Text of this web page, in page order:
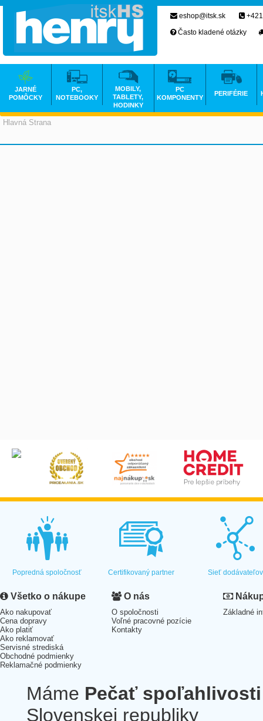
Hlavná Strana
eshop@itsk.sk
Často kladené otázky
JARNÉ
POMÔCKY
PC,
NOTEBOOKY
MOBILY,
TABLETY,
HODINKY
PC
KOMPONENTY
PERIFÉRIE
Popredná spoločnosť Certifikovaný partner Sieť dodávateľov
Všetko o nákupe
Ako nakupovať
Cena dopravy
Ako platiť
Ako reklamovať
Servisné strediská
Obchodné podmienky
Reklamačné podmienky
O nás
O spoločnosti
Voľné pracovné pozície
Kontakty
Základné
Máme Pečať spoľahlivosti
Slovenskej republiky